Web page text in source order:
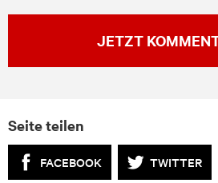
JETZT
Seite teilen
FACEBOOK TWITTER